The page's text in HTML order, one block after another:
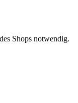
Shops notwendig.